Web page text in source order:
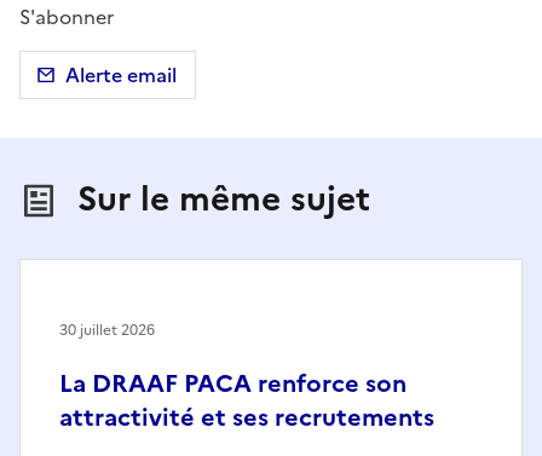
S'abonner
Alerte email
Sur le même sujet
La DRAAF PACA renforce son
attractivité et ses recrutements
30 juillet 2026